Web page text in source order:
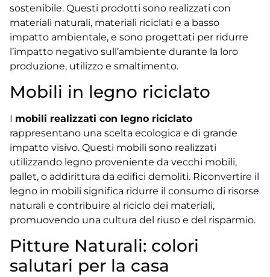
sostenibile. Questi prodotti sono realizzati con
materiali naturali, materiali riciclati e a basso
impatto ambientale, e sono progettati per ridurre
l’impatto negativo sull’ambiente durante la loro
produzione, utilizzo e smaltimento.
Mobili in legno riciclato
I mobili realizzati con legno riciclato
rappresentano una scelta ecologica e di grande
impatto visivo. Questi mobili sono realizzati
utilizzando legno proveniente da vecchi mobili,
pallet, o addirittura da edifici demoliti. Riconvertire il
legno in mobili significa ridurre il consumo di risorse
naturali e contribuire al riciclo dei materiali,
promuovendo una cultura del riuso e del risparmio.
Pitture Naturali: colori
salutari per la casa